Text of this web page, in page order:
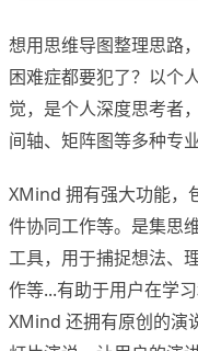
想用思维导图整理思路
困难症都要犯了？以个
觉，是个人深度思考者
间轴、矩阵图等多种专
XMind 拥有强大功能，
件协同工作等。是集思
工具，用于捕捉想法、
作等...有助于用户在学
XMind 还拥有原创的演